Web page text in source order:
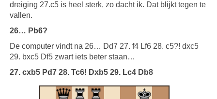
dreiging 27.c5 is heel sterk, zo dacht ik. Dat blijkt tegen te
vallen.
26… Pb6?
De computer vindt na 26… Dd7 27. f4 Lf6 28. c5?! dxc5
29. bxc5 Df5 zwart iets beter staan…
27. cxb5 Pd7 28. Tc6! Dxb5 29. Lc4 Db8